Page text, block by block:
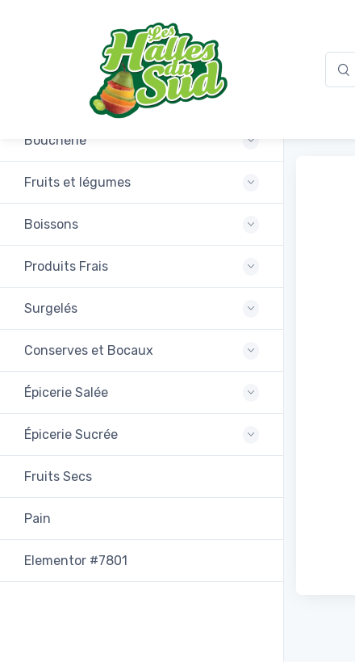
Promotions
Boucherie
Fruits et légumes
Boissons
Produits Frais
Surgelés
Conserves et Bocaux
Épicerie Salée
Épicerie Sucrée
Fruits Secs
Pain
Elementor #7801